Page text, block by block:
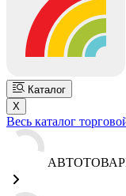
Каталог
X
Весь каталог